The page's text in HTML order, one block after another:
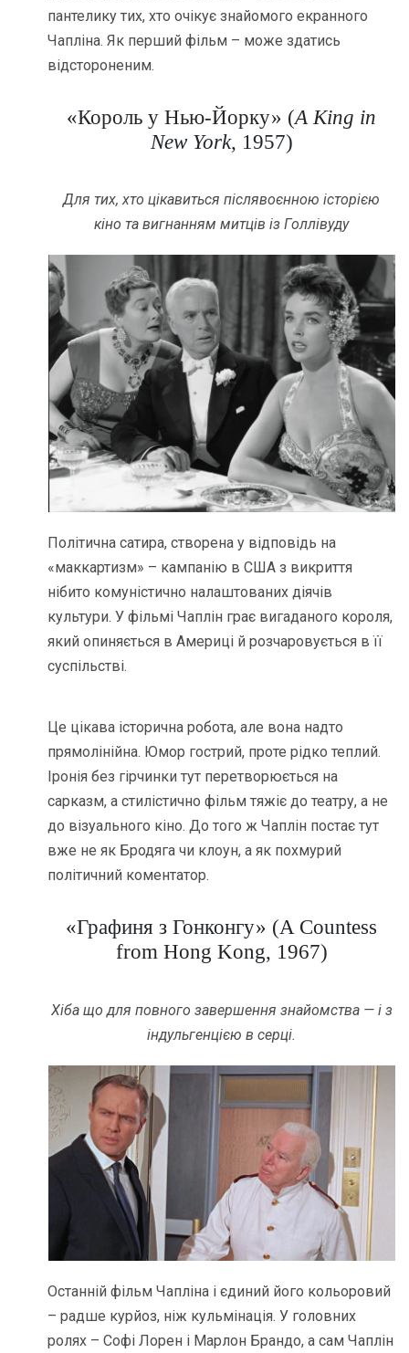
пантелику тих, хто очікує знайомого екранного
Чапліна. Як перший фільм – може здатись
відстороненим.
«Король у Нью-Йорку» (A King in
New York, 1957)
Для тих, хто цікавиться післявоєнною історією
кіно та вигнанням митців із Голлівуду
Політична сатира, створена у відповідь на
«маккартизм» – кампанію в США з викриття
нібито комуністично налаштованих діячів
культури. У фільмі Чаплін грає вигаданого короля,
який опиняється в Америці й розчаровується в її
суспільстві.
Це цікава історична робота, але вона надто
прямолінійна. Юмор гострий, проте рідко теплий.
Іронія без гірчинки тут перетворюється на
сарказм, а стилістично фільм тяжіє до театру, а не
до візуального кіно. До того ж Чаплін постає тут
вже не як Бродяга чи клоун, а як похмурий
політичний коментатор.
«Графиня з Гонконгу» (A Countess
from Hong Kong, 1967)
Хіба що для повного завершення знайомства — і з
індульгенцією в серці.
Останній фільм Чапліна і єдиний його кольоровий
– радше курйоз, ніж кульмінація. У головних
ролях – Софі Лорен і Марлон Брандо, а сам Чаплін